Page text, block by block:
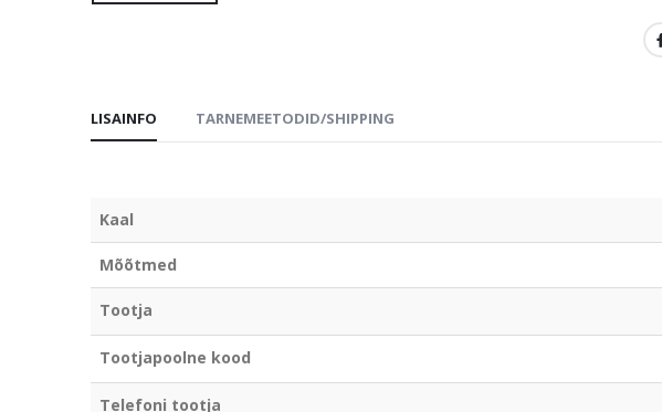
LISAINFO TARNEMEETODID/SHIPPING
Kaal
Mõõtmed
Tootja
Tootjapoolne kood
Telefoni tootja